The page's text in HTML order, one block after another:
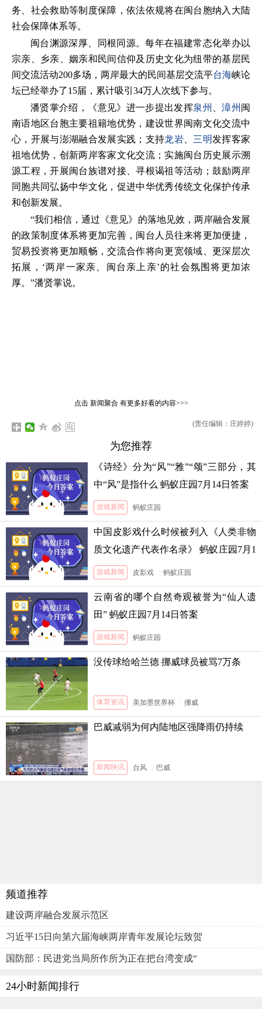
务、社会救助等制度保障，依法依规将在闽台胞纳入大陆
社会保障体系等。
闽台渊源深厚、同根同源。每年在福建常态化举办以
宗亲、乡亲、姻亲和民间信仰及历史文化为纽带的基层民
间交流活动200多场，两岸最大的民间基层交流平台海峡论
坛已经举办了15届，累计吸引34万人次线下参与。
潘贤掌介绍，《意见》进一步提出发挥泉州 、漳州 闽
南语地区台胞主要祖籍地优势，建设世界闽南文化交流中
心，开展与澎湖融合发展实践；支持龙岩 三明发挥客家
祖地优势，创新两岸客家文化交流；实施闽台历史展示溯
源工程，开展闽台族谱对接、寻根谒祖等活动；鼓励两岸
同胞共同弘扬中华文化，促进中华优秀传统文化保护传承
和创新发展。
“我们相信，通过《意见》的落地见效，两岸融合发展
的政策制度体系将更加完善，闽台人员往来将更加便捷，
贸易投资将更加顺畅，交流合作将向更宽领域、更深层次
拓展，‘两岸一家亲、闽台亲上亲’的社会氛围将更加浓
厚。”潘贤掌说。
点击 新闻聚合有更多好看的内容>>>
(责任编辑：庄婷婷)
为您推荐
《诗经》分为“风”“雅”“颂”三部分，其
中“风”是指什么 蚂蚁庄园7月14日答案
游戏新闻 蚂蚁庄园
中国皮影戏什么时候被列入《人类非物
质文化遗产代表作名录》 蚂蚁庄园7月1
3日答案
游戏新闻 皮影戏 蚂蚁庄园
云南省的哪个自然奇观被誉为“仙人遗
田” 蚂蚁庄园7月14日答案
游戏新闻 蚂蚁庄园
没传球给哈兰德 挪威球员被骂7万条
体育资讯 美加墨世界杯 挪威
巴威减弱为何内陆地区强降雨仍持续
新闻快讯 台风 巴威
频道推荐
建设两岸融合发展示范区
习近平15日向第六届海峡两岸青年发展论坛致贺
国防部：民进党当局所作所为正在把台湾变成“
24小时新闻排行